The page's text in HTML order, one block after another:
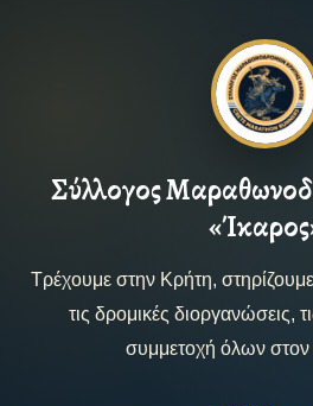
Σύλλογος
Τρέχουμε στην Κρήτη,
τις δρομικές διοργανώσεις,
συμμετοχή όλων στον